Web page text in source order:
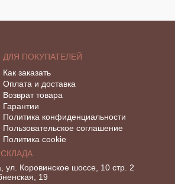
ДЛЯ ПОКУПАТЕЛЕЙ
Как заказать
Оплата и доставка
Возврат товара
Гарантии
Политика конфиденциальности
Пользовательское соглашение
Политика cookie
Коровинское шоссе, 10 стр. 2
19